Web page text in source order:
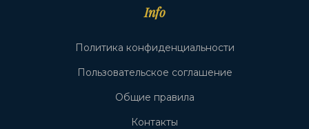
Info
Политика конфиденциальности
Пользовательское соглашение
Общие правила
Контакты